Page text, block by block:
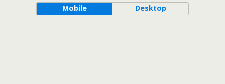
Mobile Desktop